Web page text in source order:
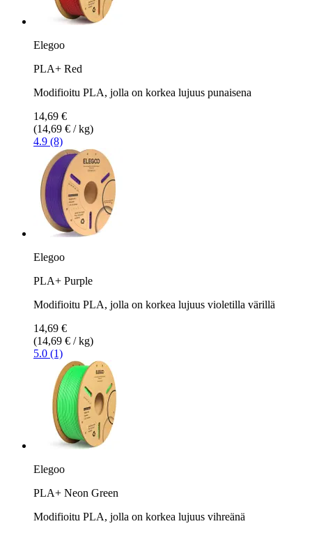
Elegoo
PLA+ Red
Modifioitu PLA, jolla on korkea lujuus punaisena
14,69 €
(14,69 € / kg)
4.9 (8)
Elegoo
PLA+ Purple
Modifioitu PLA, jolla on korkea lujuus violetilla värillä
14,69 €
(14,69 € / kg)
5.0 (1)
Elegoo
PLA+ Neon Green
Modifioitu PLA, jolla on korkea lujuus vihreänä